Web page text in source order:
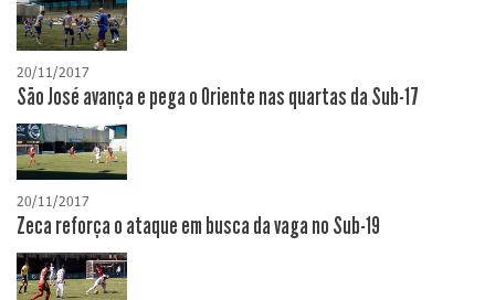
20/11/2017
São José avança e pega o Oriente nas quartas da Sub-17
20/11/2017
Zeca reforça o ataque em busca da vaga no Sub-19